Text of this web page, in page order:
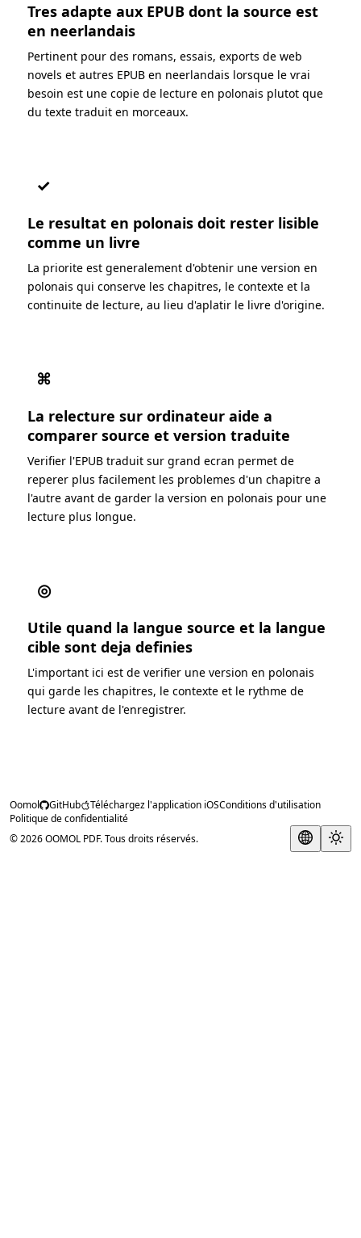
Tres adapte aux EPUB dont la source est
en neerlandais
Pertinent pour des romans, essais, exports de web
novels et autres EPUB en neerlandais lorsque le vrai
besoin est une copie de lecture en polonais plutot que
du texte traduit en morceaux.
✓
Le resultat en polonais doit rester lisible
comme un livre
La priorite est generalement d'obtenir une version en
polonais qui conserve les chapitres, le contexte et la
continuite de lecture, au lieu d'aplatir le livre d'origine.
⌘
La relecture sur ordinateur aide a
comparer source et version traduite
Verifier l'EPUB traduit sur grand ecran permet de
reperer plus facilement les problemes d'un chapitre a
l'autre avant de garder la version en polonais pour une
lecture plus longue.
◎
Utile quand la langue source et la langue
cible sont deja definies
L'important ici est de verifier une version en polonais
qui garde les chapitres, le contexte et le rythme de
lecture avant de l'enregistrer.
Oomol GitHub Téléchargez l'application iOSConditions d'utilisation
Politique de confidentialité
© 2026 OOMOL PDF. Tous droits réservés.